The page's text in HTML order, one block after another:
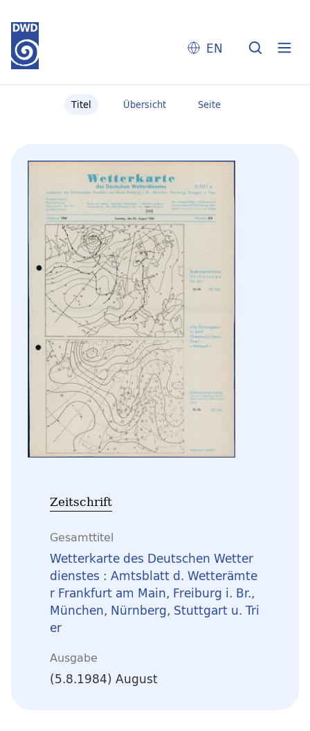
EN
Titel Übersicht Seite
Zeitschrift
Gesamttitel
Wetterkarte des Deutschen Wetter
dienstes : Amtsblatt d. Wetterämte
r Frankfurt am Main, Freiburg i. Br.,
München, Nürnberg, Stuttgart u. Tri
er
Ausgabe
(5.8.1984) August